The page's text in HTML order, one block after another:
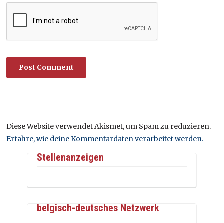
Diese Website verwendet Akismet, um Spam zu reduzieren.
Erfahre, wie deine Kommentardaten verarbeitet werden.
Stellenanzeigen
belgisch-deutsches Netzwerk